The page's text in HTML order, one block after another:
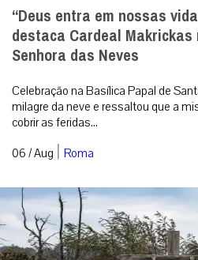
“Deus entra em nossas
destaca Cardeal
Senhora das Neves
Celebração na Basílica Papal de
milagre da neve e ressaltou que a
cobrir as feridas...
06 / Aug | Roma